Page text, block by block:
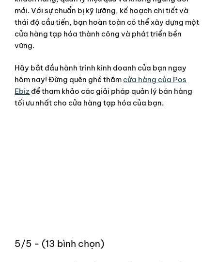
mới. Với sự chuẩn bị kỹ lưỡng, kế hoạch chi tiết và
thái độ cầu tiến, bạn hoàn toàn có thể xây dựng một
cửa hàng tạp hóa thành công và phát triển bền
vững.
Hãy bắt đầu hành trình kinh doanh của bạn ngay
hôm nay! Đừng quên ghé thăm cửa hàng của Pos
Ebiz để tham khảo các giải pháp quản lý bán hàng
tối ưu nhất cho cửa hàng tạp hóa của bạn.
5/5 - (13 bình chọn)